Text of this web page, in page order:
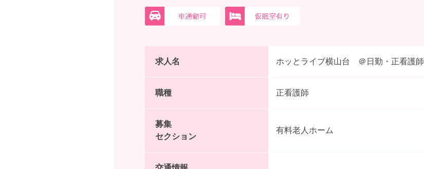
求人名 ホッとライブ横山台 ＠日勤・正看護師
職種 正看護師
募集
セクション
有料老人ホーム